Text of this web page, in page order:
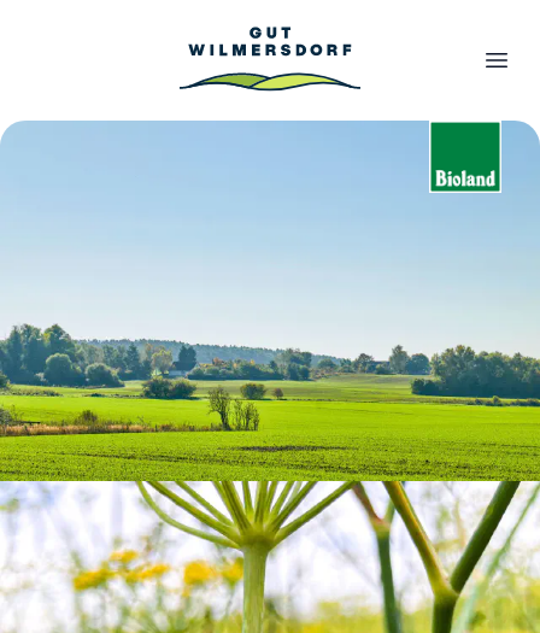
Gut Wilmersdorf - Ökologisch erzeugtes Getreide aus der
Das sind wir
Mehr erfahren